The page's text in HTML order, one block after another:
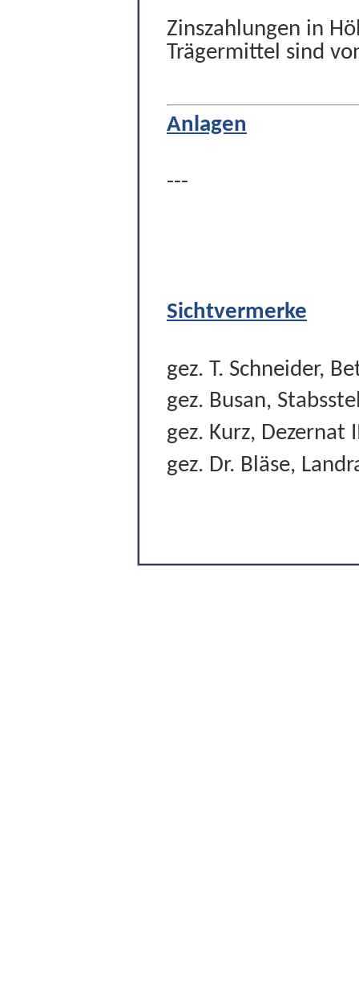
Zinszahlungen in
Trägermittel sind
Anlagen
---
Sichtvermerke
gez. T. Schneider,
gez. Busan,
gez. Kurz, Dezernat
gez. Dr. Bläse,